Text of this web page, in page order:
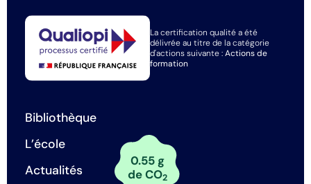
La certification qualité a été
délivrée au titre de la catégorie
d'actions suivante :Actions de
formation
Bibliothèque
L’école
Actualités
0.55 g
de CO2